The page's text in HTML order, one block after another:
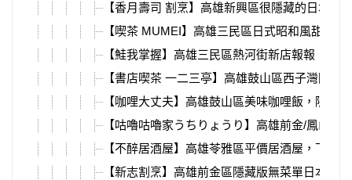
【香月壽司 割烹】高雄新興區很隱藏的日本
【喫茶 MUMEI】高雄三民區日式昭和風甜點
【鮭我掌握】高雄三民區熱河街新店報報，平
【書店喫茶 一二三亭】高雄鼓山區西子灣附
【咖哩大丈夫】高雄鼓山區美味咖哩飯，隱藏
【咕嚕咕嚕家うちりょうり】高雄前金/鳳山/
【不醉居酒屋】高雄苓雅區平價居酒屋，下班
【新志割烹】高雄前金區隱藏版無菜單日本料